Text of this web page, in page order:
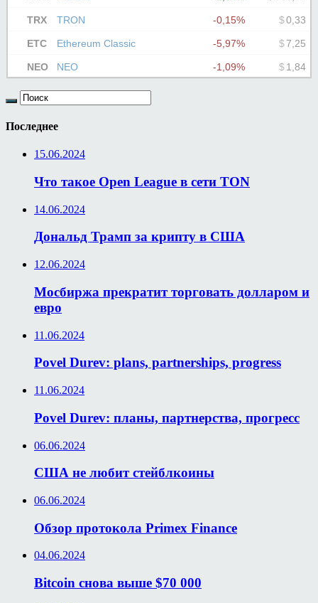
Последнее
15.06.2024
Что такое Open League в сети TON
14.06.2024
Дональд Трамп за крипту в США
12.06.2024
Мосбиржа прекратит торговать долларом и
евро
11.06.2024
Povel Durev: plans, partnerships, progress
11.06.2024
Povel Durev: планы, партнерства, прогресс
06.06.2024
США не любит стейблкоины
06.06.2024
Обзор протокола Primex Finance
04.06.2024
Bitcoin снова выше $70 000